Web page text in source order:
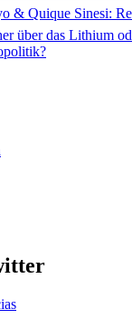
& Quique Sinesi:
über das Lithium